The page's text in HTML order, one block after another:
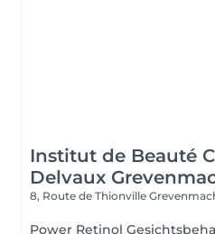
Institut de Beauté
Delvaux
8, Route de Thionville
Power Retinol